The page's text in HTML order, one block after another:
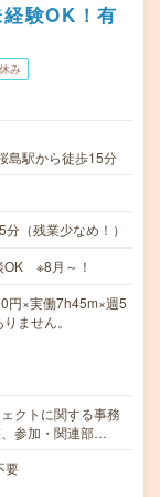
験OK！有
み
島駅から徒歩15分
（残業少なめ！）
※8月～！
×実働7h45m×週5
ません。
クトに関する事務
参加・関連部…
要